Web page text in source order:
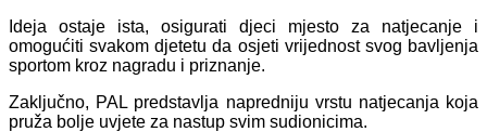
Ideja ostaje ista, osigurati djeci mjesto za natjecanje i
omogućiti svakom djetetu da osjeti vrijednost svog bavljenja
sportom kroz nagradu i priznanje.
Zaključno, PAL predstavlja napredniju vrstu natjecanja koja
pruža bolje uvjete za nastup svim sudionicima.